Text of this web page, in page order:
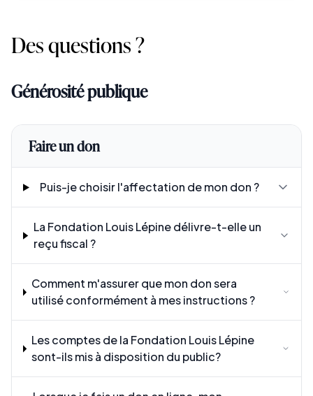
Des questions ?
Générosité publique
Faire un don
Puis-je choisir l'affectation de mon don ?
La Fondation Louis Lépine délivre-t-elle un
reçu fiscal ?
Comment m'assurer que mon don sera
utilisé conformément à mes instructions ?
Les comptes de la Fondation Louis Lépine
sont-ils mis à disposition du public?